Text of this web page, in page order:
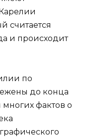
считается
и происходит
по
до конца
фактов о